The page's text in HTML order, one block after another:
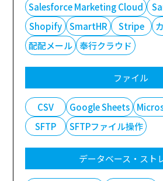
Salesforce Marketing Cloud
Shopify
SmartHR Stripe
配配メール
奉行クラウド
ファイル
CSV Google Sheets
SFTP
SFTPファイル操作
データベース・スト